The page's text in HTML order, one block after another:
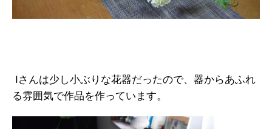
Iさんは少し小ぶりな花器だったので、器からあふれ
る雰囲気で作品を作っています。